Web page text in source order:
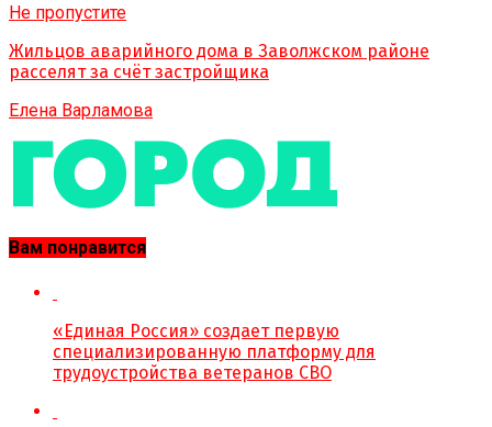
Не пропустите
Жильцов аварийного дома в Заволжском районе
расселят за счёт застройщика
Елена Варламова
Вам понравится
«Единая Россия» создает первую
специализированную платформу для
трудоустройства ветеранов СВО